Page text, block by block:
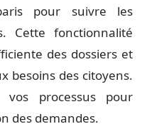
pour suivre les
Cette fonctionnalité
des dossiers et
besoins des citoyens.
processus pour
des demandes.